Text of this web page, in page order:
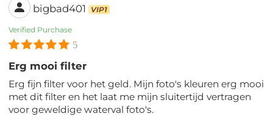
bigbad401 VIP1
Verified Purchase
5
Erg mooi filter
Erg fijn filter voor het geld. Mijn foto's kleuren erg mooi
met dit filter en het laat me mijn sluitertijd vertragen
voor geweldige waterval foto's.